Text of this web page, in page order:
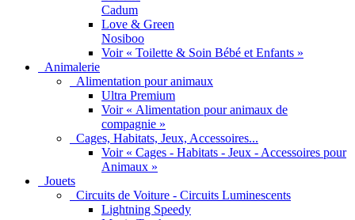
Cadum
Love & Green
Nosiboo
Voir « Toilette & Soin Bébé et Enfants »
Animalerie
Alimentation pour animaux
Ultra Premium
Voir « Alimentation pour animaux de
compagnie »
Cages, Habitats, Jeux, Accessoires...
Voir « Cages - Habitats - Jeux - Accessoires pour
Animaux »
Jouets
Circuits de Voiture - Circuits Luminescents
Lightning Speedy